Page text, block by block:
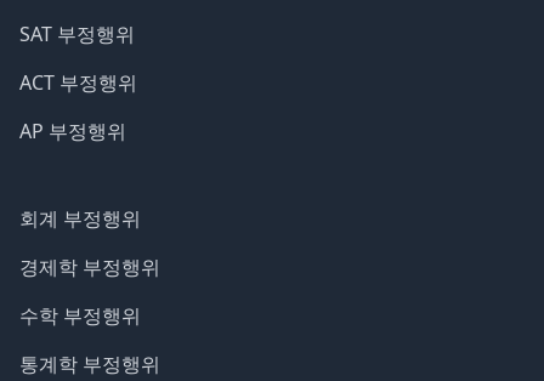
SAT 부정행위
ACT 부정행위
AP 부정행위
회계 부정행위
경제학 부정행위
수학 부정행위
통계학 부정행위